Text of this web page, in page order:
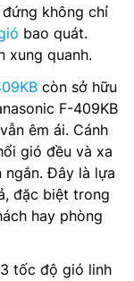
không chỉ
bao quát.
xung quanh.
còn sở hữu
F-409KB
êm ái. Cánh
gió đều và xa
ngắn. Đây là lựa
đặc biệt trong
hay phòng
tốc độ gió linh